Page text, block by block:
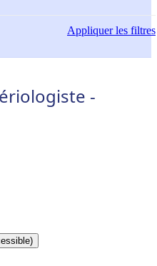
Appliquerles filtres
-